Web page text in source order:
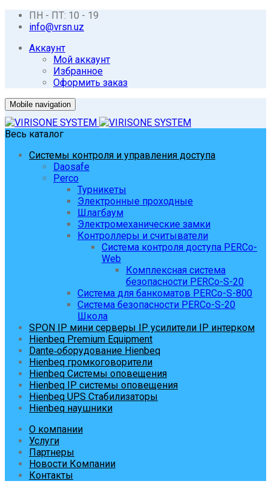
ПН - ПТ: 10 - 19
info@vrsn.uz
Аккаунт
Мой аккаунт
Избранное
Оформить заказ
Mobile navigation
Весь каталог
Системы контроля и управления доступа
Daosafe
Perco
Турникеты
Электронные проходные
Шлагбаум
Электромеханические замки
Контроллеры и считыватели
Система контроля доступа PERCo-
Web
Комплексная система
безопасности PERCo-S-20
Система для банкоматов PERCo-S-800
Система безопасности PERCo-S-20
Школа
SPON IP мини серверы IP усилители IP интерком
Hienbeq Premium Equipment
Dante‑оборудование Hienbeq
Hienbeq громкоговорители
Hienbeq Системы оповещения
Hienbeq IP системы оповещения
Hienbeq UPS Стабилизаторы
Hienbeq наушники
О компании
Услуги
Партнеры
Новости Компании
Контакты